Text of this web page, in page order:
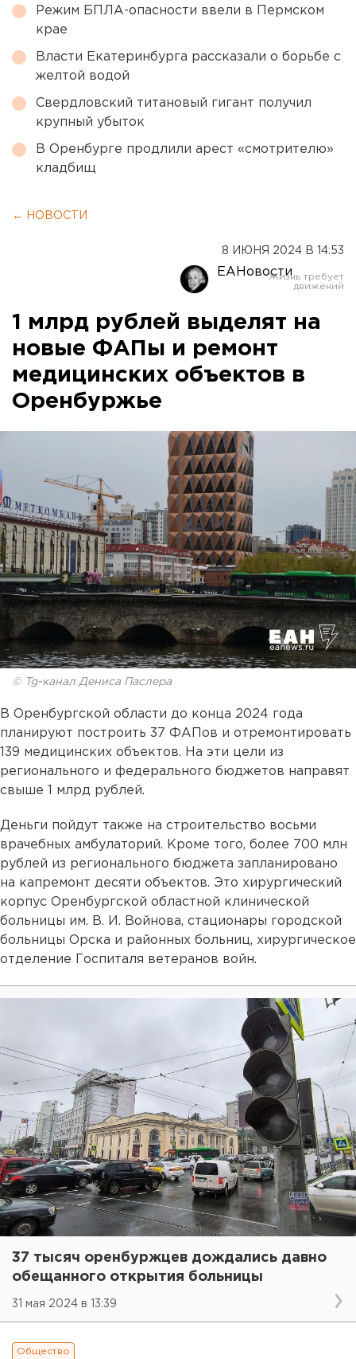
Режим БПЛА-опасности ввели в Пермском
крае
Власти Екатеринбурга рассказали о борьбе с
желтой водой
Свердловский титановый гигант получил
крупный убыток
В Оренбурге продлили арест «смотрителю»
кладбищ
← НОВОСТИ
8 ИЮНЯ 2024 В 14:53
ЕАНовости
1 млрд рублей выделят на
новые ФАПы и ремонт
медицинских объектов в
Оренбуржье
© Tg-канал Дениса Паслера
В Оренбургской области до конца 2024 года
планируют построить 37 ФАПов и отремонтировать
139 медицинских объектов. На эти цели из
регионального и федерального бюджетов направят
свыше 1 млрд рублей.
Деньги пойдут также на строительство восьми
врачебных амбулаторий. Кроме того, более 700 млн
рублей из регионального бюджета запланировано
на капремонт десяти объектов. Это хирургический
корпус Оренбургской областной клинической
больницы им. В. И. Войнова, стационары городской
больницы Орска и районных больниц, хирургическое
отделение Госпиталя ветеранов войн.
37 тысяч оренбуржцев дождались давно
обещанного открытия больницы
31 мая 2024 в 13:39
Общество